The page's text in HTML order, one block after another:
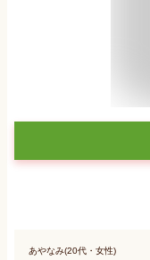
あやなみ(20代・女性)